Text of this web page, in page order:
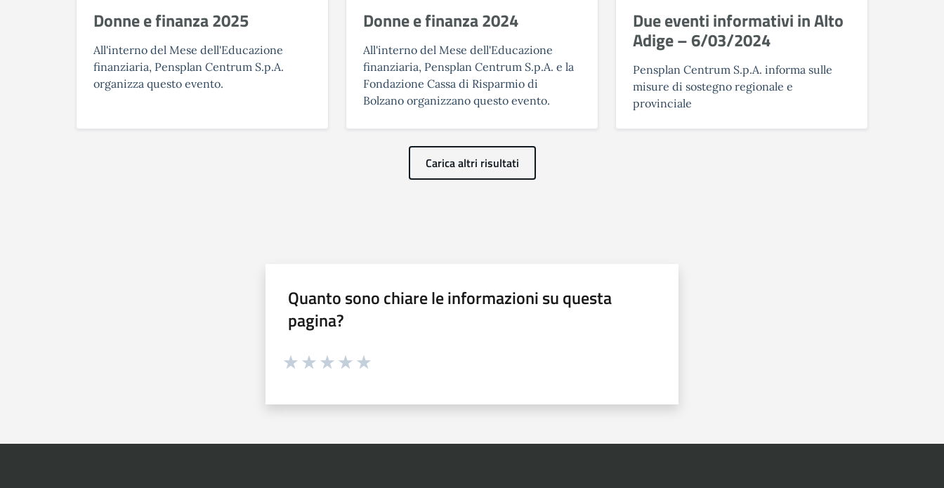
Donne e finanza 2025
All'interno del Mese dell'Educazione
finanziaria, Pensplan Centrum S.p.A.
organizza questo evento.
Donne e finanza 2024
All'interno del Mese dell'Educazione
finanziaria, Pensplan Centrum S.p.A. e la
Fondazione Cassa di Risparmio di
Bolzano organizzano questo evento.
Due eventi informativi in Alto
Adige – 6/03/2024
Pensplan Centrum S.p.A. informa sulle
misure di sostegno regionale e
provinciale
Carica altri risultati
Quanto sono chiare le informazioni su questa
pagina?